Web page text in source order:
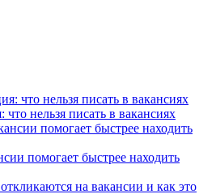
нельзя писать в вакансиях
помогает быстрее находить